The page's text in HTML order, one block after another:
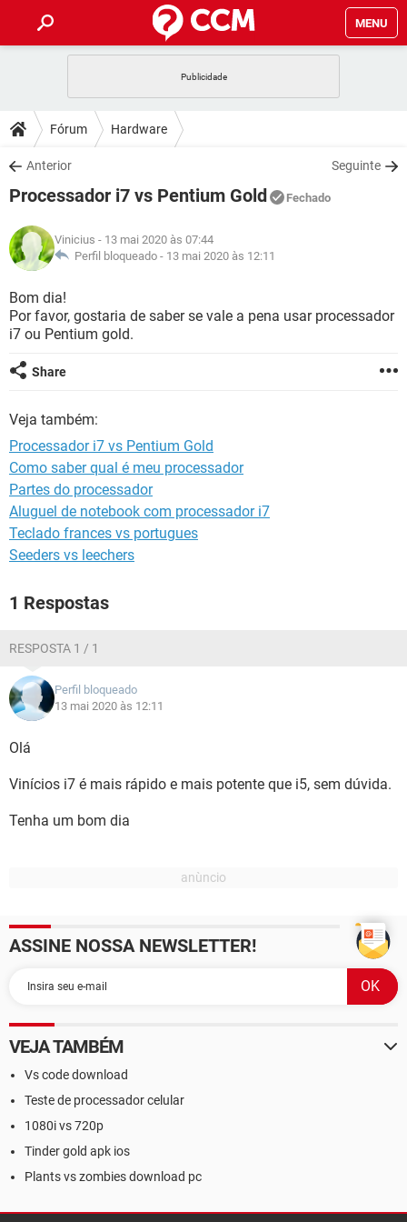
MENU
CELULAR
OUTLOOK
INSTAGRAM GMAIL
GUIA DE COMPRAS
DICAS
JOGOS
INSTAGRAM
GUIA DE COMPRAS
DOWNLOADS
JOGOS WHATSAPP
CELULAR
OUTLOOK EXCEL
INSTAGRAM
GUIA DE COMPRAS
JOGOS
CELULAR
OUTLOOK
INSTAGRAM
GUIA DE COMPRAS
GLOSSÁRIO
JOGOS
CELULAR FACEBOOK
INSTAGRAM
GUIA DE COMPRAS
Fórum Hardware
Anterior Seguinte
Processador i7 vs Pentium Gold Fechado
Vinicius - 13 mai 2020 às 07:44
Perfil bloqueado - 13 mai 2020 às 12:11
Bom dia!
Por favor, gostaria de saber se vale a pena usar processador
i7 ou Pentium gold.
Share
Veja também:
Processador i7 vs Pentium Gold
Como saber qual é meu processador
Partes do processador
Aluguel de notebook com processador i7
Teclado frances vs portugues
Seeders vs leechers
1 Respostas
RESPOSTA 1 / 1
Perfil bloqueado
13 mai 2020 às 12:11
Olá
Vinícios i7 é mais rápido e mais potente que i5, sem dúvida.
Tenha um bom dia
ASSINE NOSSA NEWSLETTER!
VEJA TAMBÉM
Vs code download
Teste de processador celular
1080i vs 720p
Tinder gold apk ios
Plants vs zombies download pc